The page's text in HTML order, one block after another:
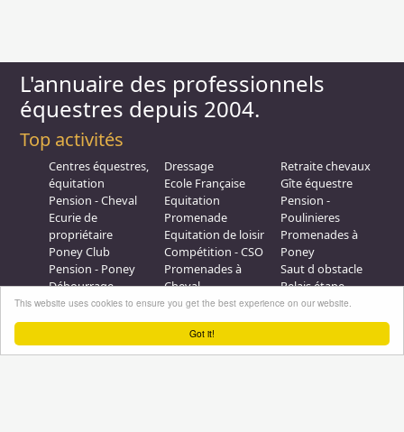
Got it!
This website uses cookies to ensure you get the best experience on our website.
L'annuaire des professionnels
équestres depuis 2004.
Top activités
Centres équestres,
équitation
Pension - Cheval
Ecurie de
propriétaire
Poney Club
Pension - Poney
Débourrage
Elevage
Dressage
Ecole Française
Equitation
Promenade
Equitation de loisir
Compétition - CSO
Promenades à
Cheval
Galops - Equitation
Retraite chevaux
Gîte équestre
Pension -
Poulinieres
Promenades à
Poney
Saut d obstacle
Relais étape
Plus d'infos
Professionnel équestre, Inscrivez-vous !